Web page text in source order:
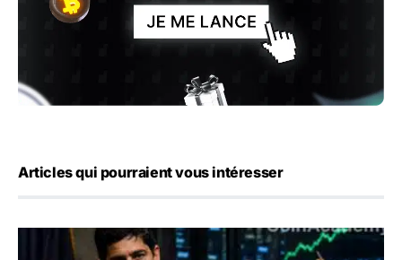
Articles qui pourraient vous intéresser
Emploi américain : 23 000 postes détruits en juillet, les